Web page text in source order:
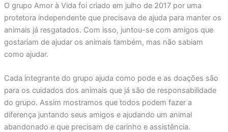
O grupo Amor à Vida foi criado em julho de 2017 por uma
protetora independente que precisava de ajuda para manter os
animais já resgatados. Com isso, juntou-se com amigos que
gostariam de ajudar os animais também, mas não sabiam
como ajudar.
Cada integrante do grupo ajuda como pode e as doações são
para os cuidados dos animais que já são de responsabilidade
do grupo. Assim mostramos que todos podem fazer a
diferença juntando seus amigos e ajudando um animal
abandonado e que precisam de carinho e assistência.